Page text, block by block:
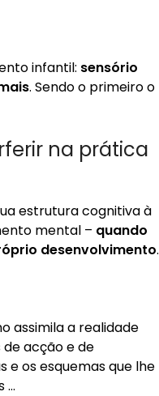
infantil: sensório
. Sendo o primeiro o
na prática
estrutura cognitiva à
mental – quando
desenvolvimento.
assimila a realidade
acção e de
e os esquemas que lhe
…